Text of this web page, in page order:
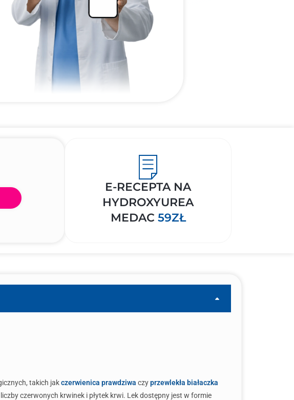
E-RECEPTA NA
HYDROXYUREA
MEDAC 59ZŁ
takich jakczerwienica prawdziwa czyprzewlekła białaczka
czerwonych krwinek i płytek krwi. Lek dostępny jest w formie